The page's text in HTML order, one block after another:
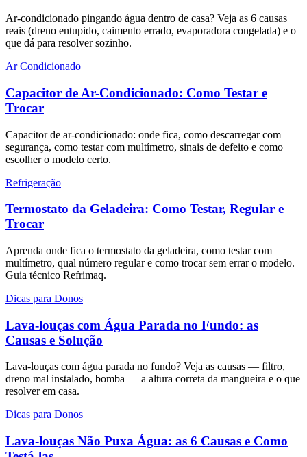
Ar-condicionado pingando água dentro de casa? Veja as 6 causas
reais (dreno entupido, caimento errado, evaporadora congelada) e o
que dá para resolver sozinho.
Ar Condicionado
Capacitor de Ar-Condicionado: Como Testar e
Trocar
Capacitor de ar-condicionado: onde fica, como descarregar com
segurança, como testar com multímetro, sinais de defeito e como
escolher o modelo certo.
Refrigeração
Termostato da Geladeira: Como Testar, Regular e
Trocar
Aprenda onde fica o termostato da geladeira, como testar com
multímetro, qual número regular e como trocar sem errar o modelo.
Guia técnico Refrimaq.
Dicas para Donos
Lava-louças com Água Parada no Fundo: as
Causas e Solução
Lava-louças com água parada no fundo? Veja as causas — filtro,
dreno mal instalado, bomba — a altura correta da mangueira e o que
resolver em casa.
Dicas para Donos
Lava-louças Não Puxa Água: as 6 Causas e Como